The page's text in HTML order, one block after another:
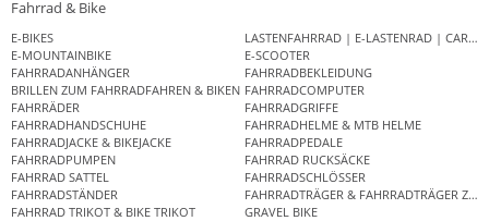
Fahrrad & Bike
E-BIKES
LASTENFAHRRAD | E-LASTENRAD |
E-MOUNTAINBIKE
E-SCOOTER
FAHRRADANHÄNGER
FAHRRADBEKLEIDUNG
BRILLEN ZUM FAHRRADFAHREN & BIKEN FAHRRADCOMPUTER
FAHRRÄDER
FAHRRADGRIFFE
FAHRRADHANDSCHUHE
FAHRRADHELME & MTB HELME
FAHRRADJACKE & BIKEJACKE
FAHRRADPEDALE
FAHRRADPUMPEN
FAHRRAD RUCKSÄCKE
FAHRRAD SATTEL
FAHRRADSCHLÖSSER
FAHRRADSTÄNDER
FAHRRADTRÄGER & FAHRRADTRÄGER
FAHRRAD TRIKOT & BIKE TRIKOT
GRAVEL BIKE